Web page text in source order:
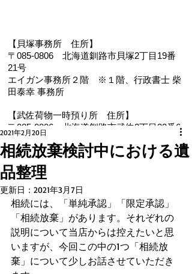
【貝塚事務所 住所】
〒085-0806 北海道釧路市貝塚2丁目19番
21号
エイガン事務所２階
※１階、 行政書士 柴
田泰幸 事務所
【武佐荷物一時預り所 住所】
〒085-0806 北海道釧路市武佐2丁目22番6
【電 話・FAX】 ０１５４－３５－０９８７
【メール】 eigan@ab.auone-net.jp
【営業時間】 ９：００～１８：００
【定休日】 日曜､祝日
【インボイス登録番号】T1810632866930
【氏名又は名称】早坂昭平
メールお問い合わせはコチラから ☚
相続放棄検討中における遺
品整理
2021年2月20日
更新日： 2021年3月7日
相続には、「単純承認」「限定承認」
「相続放棄」があります。それぞれの
説明について当店からは控えたいと思
いますが、今回この中の1つ「相続放
棄」について少しお話させていただき